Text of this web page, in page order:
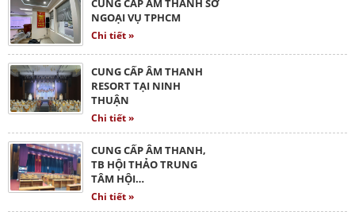
CUNG CẤP ÂM THANH SỞ
NGOẠI VỤ TPHCM
Chi tiết »
CUNG CẤP ÂM THANH
RESORT TẠI NINH
THUẬN
Chi tiết »
CUNG CẤP ÂM THANH,
TB HỘI THẢO TRUNG
TÂM HỘI…
Chi tiết »